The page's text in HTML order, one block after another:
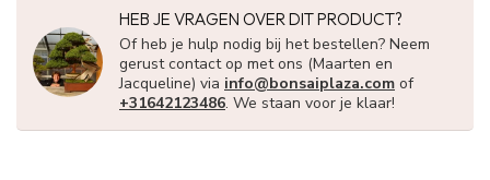
HEB JE VRAGEN OVER DIT PRODUCT?
Of heb je hulp nodig bij het bestellen? Neem
gerust contact op met ons (Maarten en
Jacqueline) via info@bonsaiplaza.com of
+31642123486. We staan voor je klaar!